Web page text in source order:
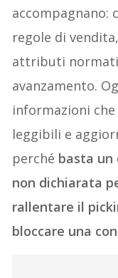
accompagnano:
regole di
attributi
avanzamento.
informazioni
leggibili e
perché basta un
non dichiarata
rallentare il
bloccare una